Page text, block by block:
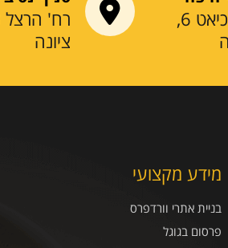
רח' כיאט 6,
ציונה
מידע מקצועי
בניית אתרי וורדפרס
פרסום בגוגל